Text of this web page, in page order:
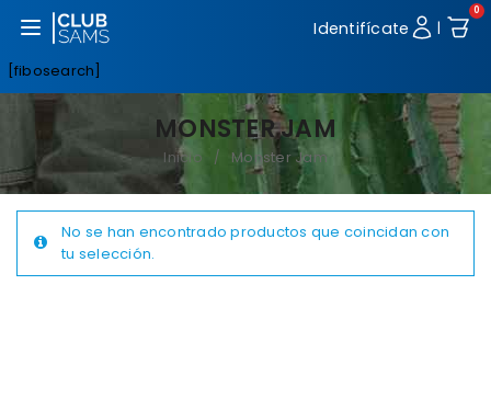
Abrir menú Identifícate |
0
[fibosearch]
MONSTER JAM
Inicio / Monster Jam
No se han encontrado productos que coincidan con
tu selección.